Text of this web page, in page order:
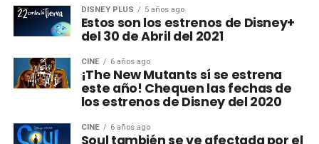
DISNEY PLUS 5 años ago
Estos son los estrenos de Disney+
del 30 de Abril del 2021
CINE 6 años ago
¡The New Mutants sí se estrena
este año! Chequen las fechas de
los estrenos de Disney del 2020
CINE 6 años ago
Soul también se ve afectada por el